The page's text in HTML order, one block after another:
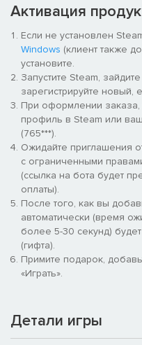
Активация
Если не установлен
Windows (клиент также
установите.
Запустите Steam,
зарегистрируйте новый,
При оформлении заказа,
профиль в Steam или ваш
(765***).
Ожидайте приглашения
с ограниченными
(ссылка на бота будет
оплаты).
После того, как вы
автоматически (время
более 5-30 секунд)
(гифта).
Примите подарок,
«Играть».
Детали игры